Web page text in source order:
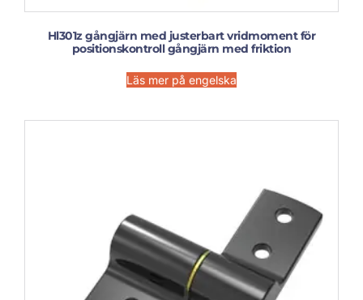
Hl301z gångjärn med justerbart vridmoment för
positionskontroll gångjärn med friktion
Läs mer på engelska